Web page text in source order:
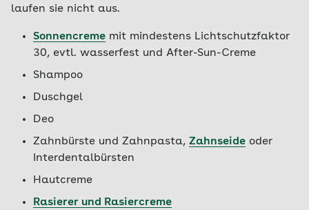
laufen sie nicht aus.
Sonnencreme mit mindestens Lichtschutzfaktor
30, evtl. wasserfest und After-Sun-Creme
Shampoo
Duschgel
Deo
Zahnbürste und Zahnpasta, Zahnseide oder
Interdentalbürsten
Hautcreme
Rasierer und Rasiercreme